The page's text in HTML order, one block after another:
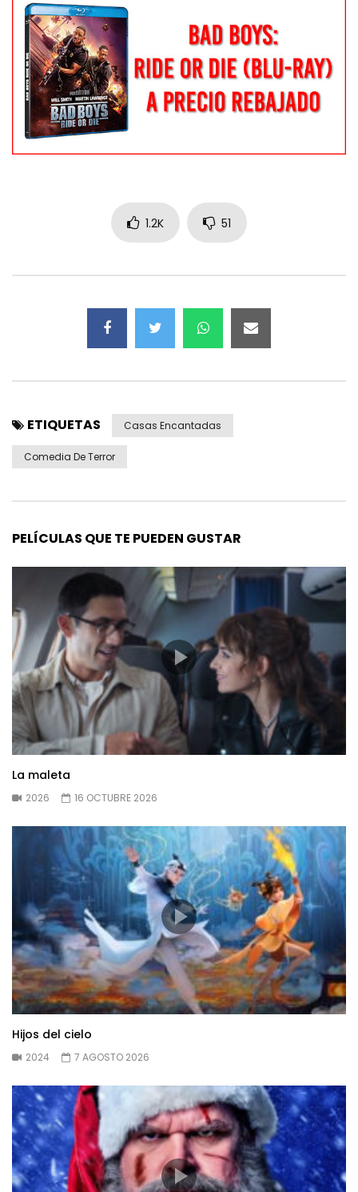
1.2K 51
ETIQUETAS Casas Encantadas
Comedia De Terror
PELÍCULAS QUE TE PUEDEN GUSTAR
La maleta
2026 16 OCTUBRE 2026
Hijos del cielo
2024 7 AGOSTO 2026